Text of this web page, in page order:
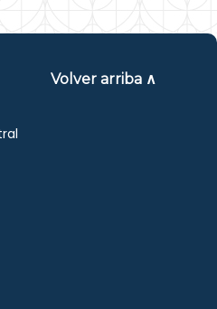
Volver arriba ∧